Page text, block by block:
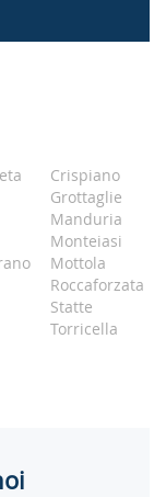
Crispiano
Grottaglie
Manduria
Monteiasi
Mottola
Roccaforzata
Statte
Torricella